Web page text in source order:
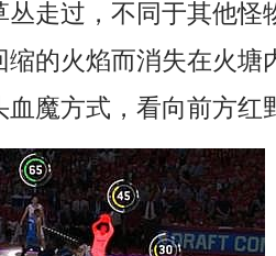
丛走过，不同于其他怪
缩的火焰而消失在火塘
血魔方式，看向前方红